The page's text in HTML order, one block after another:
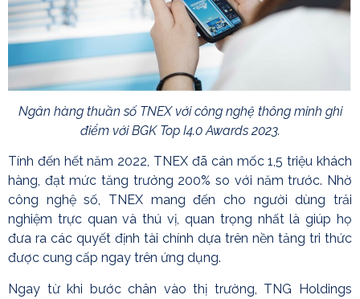
Ngân hàng thuần số TNEX với công nghệ thông minh ghi
điểm với BGK Top I4.0 Awards 2023.
Tính đến hết năm 2022, TNEX đã cán mốc 1,5 triệu khách
hàng, đạt mức tăng trưởng 200% so với năm trước. Nhờ
công nghệ số, TNEX mang đến cho người dùng trải
nghiệm trực quan và thú vị, quan trọng nhất là giúp họ
đưa ra các quyết định tài chính dựa trên nền tảng tri thức
được cung cấp ngay trên ứng dụng.
Ngay từ khi bước chân vào thị trường, TNG Holdings